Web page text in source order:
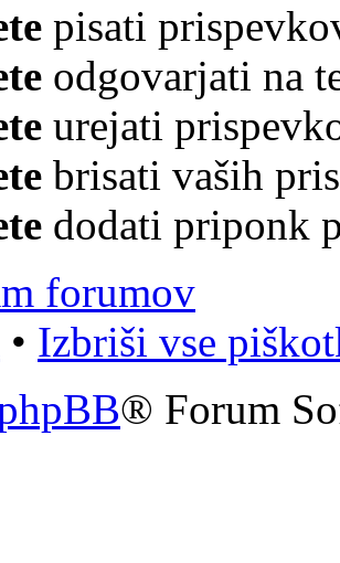
pisati
odgovarjati na
urejati
brisati vaših
dodati priponk
forumov
• Izbriši vse
® Forum